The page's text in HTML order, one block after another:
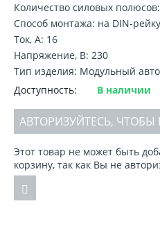
Количество силовых
Способ монтажа: на DIN-рейку
Ток, А: 16
Напряжение, В: 230
Тип изделия: Модульный
Доступность:
В наличии
АВТОРИЗУЙТЕСЬ, ЧТОБЫ
Этот товар не может быть
корзину, так как Вы не